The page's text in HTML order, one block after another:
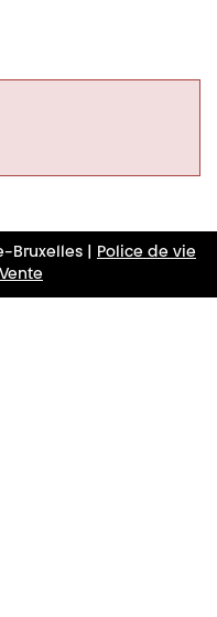
Bruxelles |
Police de vie